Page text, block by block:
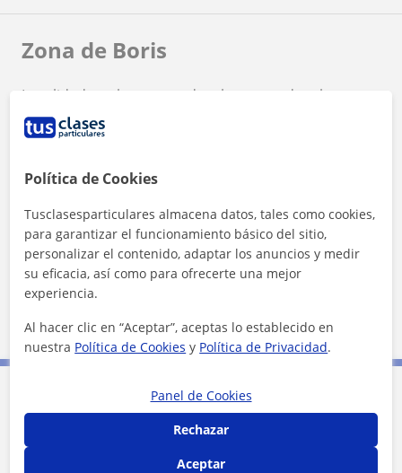
Zona de Boris
Localidades a las que se desplaza para dar clase
San Vicente del Raspeig
+ −
1 mi
Leaflet| ©OpenStreetMapcontributors
Contacta con Boris
Política de Cookies
Tusclasesparticulares almacena datos, tales como cookies,
para garantizar el funcionamiento básico del sitio,
personalizar el contenido, adaptar los anuncios y medir
su eficacia, así como para ofrecerte una mejor
experiencia.
Al hacer clic en “Aceptar”, aceptas lo establecido en
nuestra Política de Cookies y Política de Privacidad.
Panel de Cookies
Rechazar
Aceptar